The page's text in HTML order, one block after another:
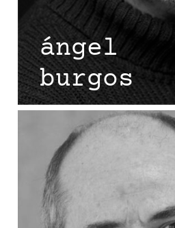
ángel
burgos